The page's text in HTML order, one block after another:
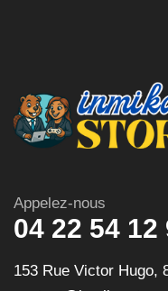
Appelez-nous
04 22 54 12
153 Rue Victor Hugo,